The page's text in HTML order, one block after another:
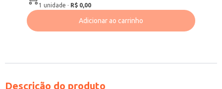
1 unidade · R$ 0,00
Adicionar ao carrinho
Descrição do produto